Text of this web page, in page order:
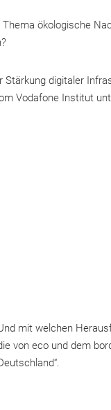
ökologische
Stärkung digitaler
Vodafone Institut
mit welchen
von eco und dem